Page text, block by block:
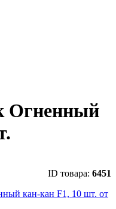
Огненный
ID товара: 6451